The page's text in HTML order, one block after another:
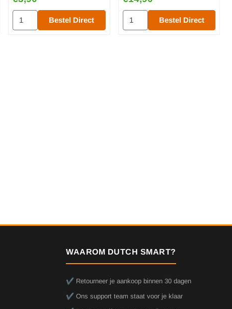
Caerulea)
1:1 extract - Whithania somnifera
Aantal kiezen voor Moonwalk Kruidentinctuur - 30ml
Bestel Direct
Aantal kiezen voor Tuinradijs
Bestel Direct
WAAROM DUTCH SMART?
✔️ Retourneer je aankoop binnen 30 dagen
✔️ Ons support team staat voor je klaar